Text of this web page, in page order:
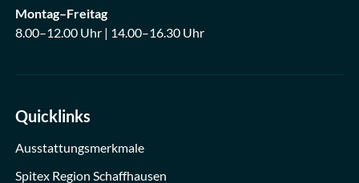
Montag–Freitag
8.00–12.00 Uhr | 14.00–16.30 Uhr
Quicklinks
Ausstattungsmerkmale
Spitex Region Schaffhausen